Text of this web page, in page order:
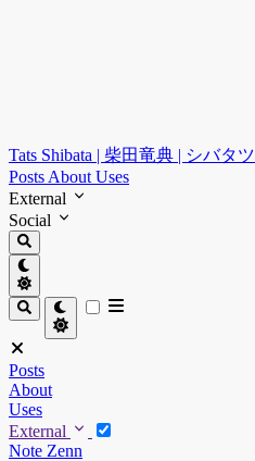
Tats Shibata | 柴田竜典 | シバタツ
Posts About Uses
External
Social
Posts
About
Uses
External
Note Zenn